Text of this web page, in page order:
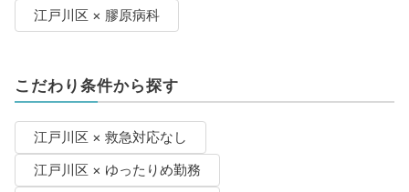
江戸川区 × 膠原病科
こだわり条件から探す
江戸川区 × 救急対応なし
江戸川区 × ゆったりめ勤務